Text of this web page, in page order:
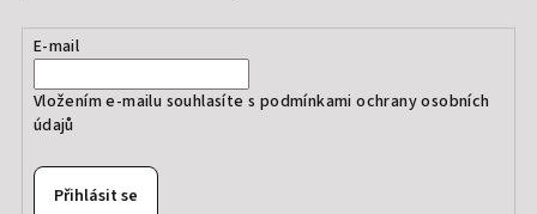
E-mail
Vložením e-mailu souhlasíte s podmínkami ochrany osobních
údajů
Přihlásit se